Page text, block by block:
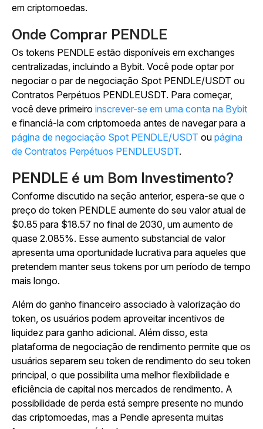
em criptomoedas.
Onde Comprar PENDLE
Os tokens PENDLE estão disponíveis em exchanges
centralizadas, incluindo a Bybit. Você pode optar por
negociar o par de negociação Spot PENDLE/USDT ou
Contratos Perpétuos PENDLEUSDT. Para começar,
você deve primeiro inscrever-se em uma conta na Bybit
e financiá-la com criptomoeda antes de navegar para a
página de negociação Spot PENDLE/USDT ou página
de Contratos Perpétuos PENDLEUSDT.
PENDLE é um Bom Investimento?
Conforme discutido na seção anterior, espera-se que o
preço do token PENDLE aumente do seu valor atual de
$0.85 para $18.57 no final de 2030, um aumento de
quase 2.085%. Esse aumento substancial de valor
apresenta uma oportunidade lucrativa para aqueles que
pretendem manter seus tokens por um período de tempo
mais longo.
Além do ganho financeiro associado à valorização do
token, os usuários podem aproveitar incentivos de
liquidez para ganho adicional. Além disso, esta
plataforma de negociação de rendimento permite que os
usuários separem seu token de rendimento do seu token
principal, o que possibilita uma melhor flexibilidade e
eficiência de capital nos mercados de rendimento. A
possibilidade de perda está sempre presente no mundo
das criptomoedas, mas a Pendle apresenta muitas